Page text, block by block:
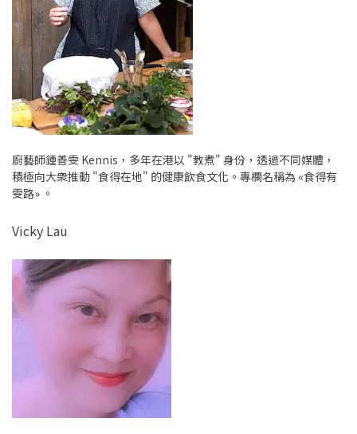
廚藝師鍾善雯 Kennis，多年在港以 "教煮" 身份，透過不同媒體，
積極向大衆推動 "食得在地" 的健康飲食文化。專欄名稱為 «食得有
雯路» 。
Vicky Lau